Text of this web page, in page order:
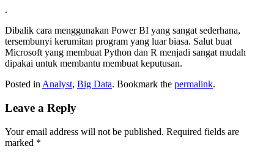
.
Dibalik cara menggunakan Power BI yang sangat sederhana,
tersembunyi kerumitan program yang luar biasa. Salut buat
Microsoft yang membuat Python dan R menjadi sangat mudah
dipakai untuk membantu membuat keputusan.
Posted in Analyst, Big Data. Bookmark the permalink.
Leave a Reply
Your email address will not be published. Required fields are
marked *